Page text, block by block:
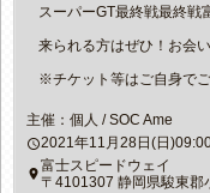
スーパーGT最終戦最終戦
来られる方はぜひ！お会
※チケット等はご自身で
主催：個人 / SOC Ame
access_time2021年11月28日(日
place富士スピードウェイ
〒4101307 静岡県駿東郡